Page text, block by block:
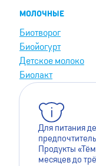
МОЛОЧНЫЕ
Биотворог
Биойогурт
Детское молоко
Биолакт
Для питания
Продукты
месяцев до